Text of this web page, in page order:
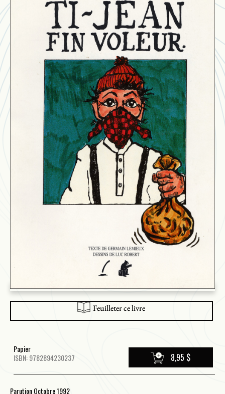
Feuilleter ce livre
Papier
ISBN: 9782894230237
8,95 $
Parution Octobre 1992